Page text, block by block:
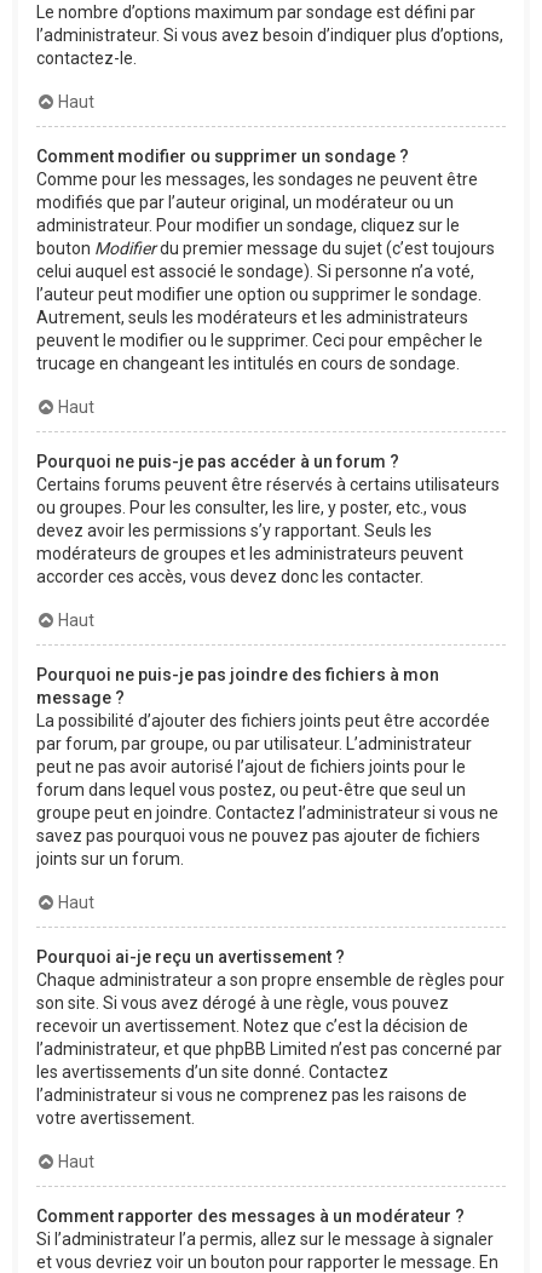
Le nombre d’options maximum par sondage est défini par
l’administrateur. Si vous avez besoin d’indiquer plus d’options,
contactez-le.
Haut
Comment modifier ou supprimer un sondage ?
Comme pour les messages, les sondages ne peuvent être
modifiés que par l’auteur original, un modérateur ou un
administrateur. Pour modifier un sondage, cliquez sur le
bouton Modifierdu premier message du sujet (c’est toujours
celui auquel est associé le sondage). Si personne n’a voté,
l’auteur peut modifier une option ou supprimer le sondage.
Autrement, seuls les modérateurs et les administrateurs
peuvent le modifier ou le supprimer. Ceci pour empêcher le
trucage en changeant les intitulés en cours de sondage.
Haut
Pourquoi ne puis-je pas accéder à un forum ?
Certains forums peuvent être réservés à certains utilisateurs
ou groupes. Pour les consulter, les lire, y poster, etc., vous
devez avoir les permissions s’y rapportant. Seuls les
modérateurs de groupes et les administrateurs peuvent
accorder ces accès, vous devez donc les contacter.
Haut
Pourquoi ne puis-je pas joindre des fichiers à mon
message ?
La possibilité d’ajouter des fichiers joints peut être accordée
par forum, par groupe, ou par utilisateur. L’administrateur
peut ne pas avoir autorisé l’ajout de fichiers joints pour le
forum dans lequel vous postez, ou peut-être que seul un
groupe peut en joindre. Contactez l’administrateur si vous ne
savez pas pourquoi vous ne pouvez pas ajouter de fichiers
joints sur un forum.
Haut
Pourquoi ai-je reçu un avertissement ?
Chaque administrateur a son propre ensemble de règles pour
son site. Si vous avez dérogé à une règle, vous pouvez
recevoir un avertissement. Notez que c’est la décision de
l’administrateur, et que phpBB Limited n’est pas concerné par
les avertissements d’un site donné. Contactez
l’administrateur si vous ne comprenez pas les raisons de
votre avertissement.
Haut
Comment rapporter des messages à un modérateur ?
Si l’administrateur l’a permis, allez sur le message à signaler
et vous devriez voir un bouton pour rapporter le message. En